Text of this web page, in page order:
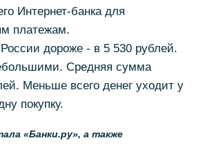
Интернет-банка для
платежам.
дороже - в 5 530 рублей.
Средняя сумма
Меньше всего денег уходит у
покупку.
«Банки.ру», а также